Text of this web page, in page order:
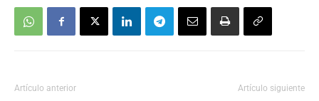
Artículo anterior Artículo siguiente